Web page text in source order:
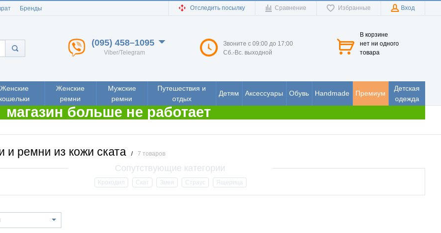
Бренды Отследить посылку Сравнение Избранные Вход
(095) 458–1095
Viber/Telegram
Звоните с 09:00 до 17:00
Сб.-Вс. выходной
В корзине
нет ни одного
товара
Женские
кошельки
Женские
ремни
Мужские
ремни
Путешествия и
отдых
Детям Аксессуары Обувь Handmade Премиум
Детская
одежда
магазин больше не работает
и ремни из кожи ската / 7 товаров
Крокодил Скат Змея Страус Ящерица